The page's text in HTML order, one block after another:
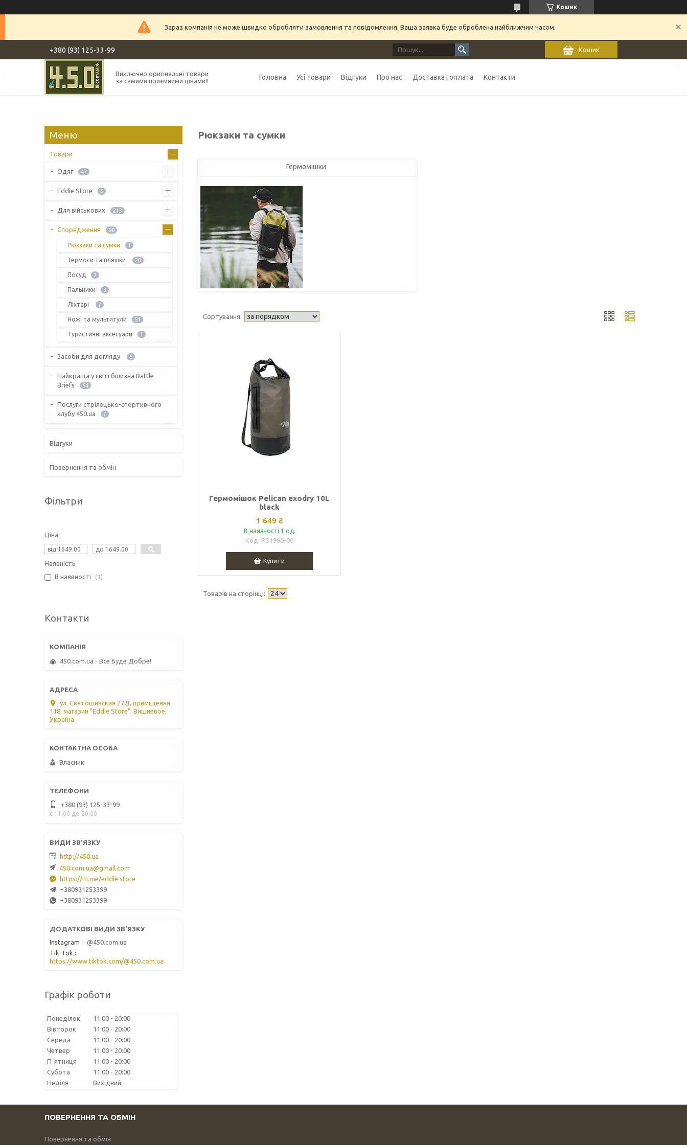
Кошик
Зараз компанія не може швидко обробляти замовлення та повідомлення. Ваша заявка буде оброблена найближчим часом.
+380 (93) 125-33-99 Кошик
Виключно оригінальні товари
за самими приємними цінами!!
Головна Усі товари Відгуки Про нас Доставка і оплата Контакти
Рюкзаки та сумки
Гермомішки
Гермомішок Pelican exodry 10L
black
1 649 ₴
В наявності 1 од.
PS1990-00
Купити
Товари
Одяг 47
Eddie Store 6
Для військових 213
Спорядження 90
Рюкзаки та сумки 1
Термоси та пляшки 20
Посуд 7
Пальники 3
Ліхтарі 7
Ножі та мультитули 51
Туристичні аксесуари 1
Засоби для догляду 6
Найкраща у світі білизна Battle
Briefs
54
Послуги стрілецько-спортивного
клубу 450.ua
7
Відгуки
Повернення та обмін
Фільтри
Ціна
Наявність
В наявності
1
Контакти
450.com.ua - Все Буде Добре!
ул. Святошинская 27Д, приміщення
118, магазин "Eddie Store", Вишневое,
Україна
Власник
+380 (93) 125-33-99
с 11.00 до 20.00
http://450.ua
450.com.ua@gmail.com
https://m.me/eddie store
+380931253399
+380931253399
Instagram
@450.com.ua
Tik-Tok
https://www.tiktok.com/@450.com.ua
Графік роботи
Понеділок 11:00
20:00
Вівторок
11:00
20:00
Середа
11:00
20:00
Четвер
11:00
20:00
Пʼятниця
11:00
20:00
Субота
11:00
20:00
Неділя
Вихідний
ПОВЕРНЕННЯ ТА ОБМІН
Повернення та обмін